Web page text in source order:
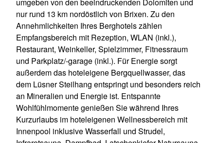
nur rund 13 km nordöstlich von Brixen. Zu den
Annehmlichkeiten Ihres Berghotels zählen
Empfangsbereich mit Rezeption, WLAN (inkl.),
Restaurant, Weinkeller, Spielzimmer, Fitnessraum
und Parkplatz/-garage (inkl.). Für Energie sorgt
außerdem das hoteleigene Bergquellwasser, das
dem Lüsner Steilhang entspringt und besonders reich
an Mineralien und Energie ist. Entspannte
Wohlfühlmomente genießen Sie während Ihres
Kurzurlaubs im hoteleigenen Wellnessbereich mit
Innenpool inklusive Wasserfall und Strudel,